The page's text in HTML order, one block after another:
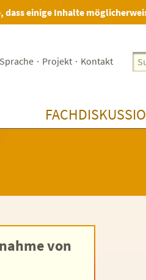
dass einige Inhalte
· Projekt · Kontakt
von